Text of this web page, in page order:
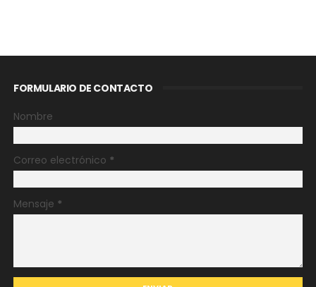
FORMULARIO DE CONTACTO
Nombre
Correo electrónico *
Mensaje *